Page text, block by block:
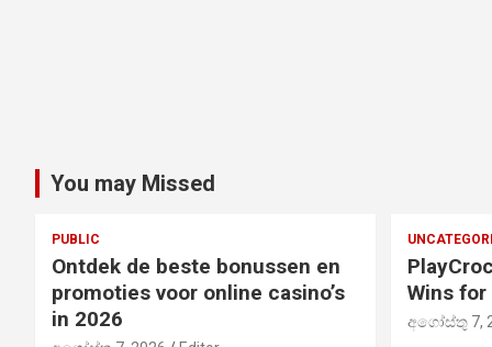
You may Missed
PUBLIC
Ontdek de beste bonussen en
promoties voor online casino’s
in 2026
Wins for
අගෝස්තු 7,